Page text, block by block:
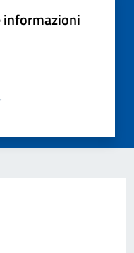
informazioni